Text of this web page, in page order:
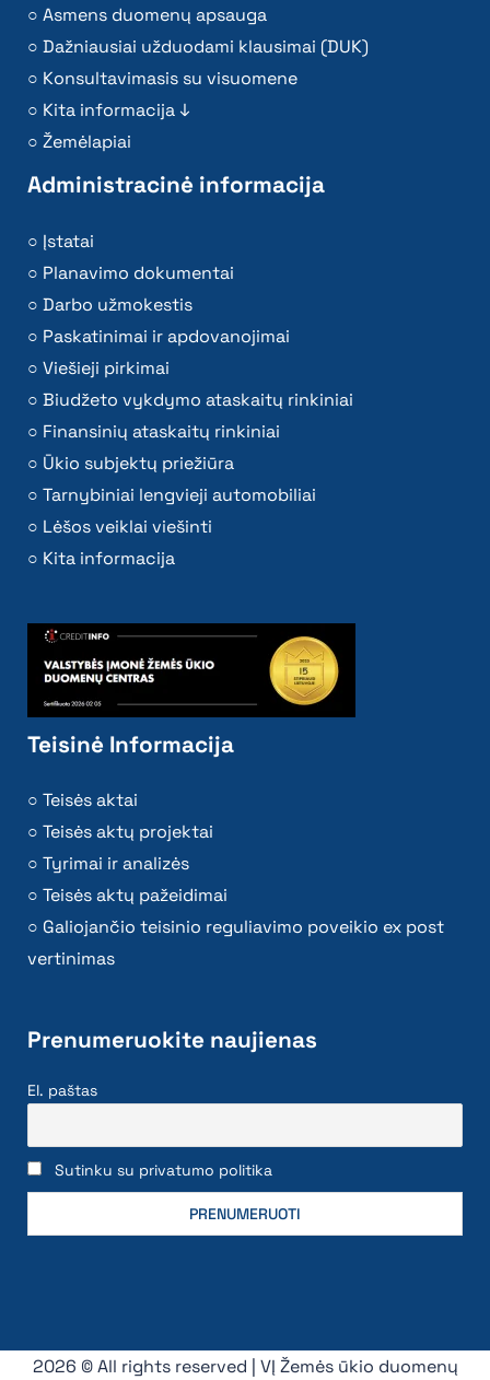
Asmens duomenų apsauga
Dažniausiai užduodami klausimai (DUK)
Konsultavimasis su visuomene
Kita informacija ↓
Žemėlapiai
Administracinė informacija
Įstatai
Planavimo dokumentai
Darbo užmokestis
Paskatinimai ir apdovanojimai
Viešieji pirkimai
Biudžeto vykdymo ataskaitų rinkiniai
Finansinių ataskaitų rinkiniai
Ūkio subjektų priežiūra
Tarnybiniai lengvieji automobiliai
Lėšos veiklai viešinti
Kita informacija
Teisinė Informacija
Teisės aktai
Teisės aktų projektai
Tyrimai ir analizės
Teisės aktų pažeidimai
Galiojančio teisinio reguliavimo poveikio ex post
vertinimas
Prenumeruokite naujienas
El. paštas
Sutinku su privatumo politika
2026 © All rights reserved | VĮ Žemės ūkio duomenų